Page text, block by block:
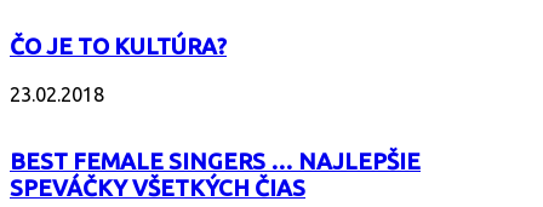
ČO JE TO KULTÚRA?
23.02.2018
BEST FEMALE SINGERS … NAJLEPŠIE
SPEVÁČKY VŠETKÝCH ČIAS